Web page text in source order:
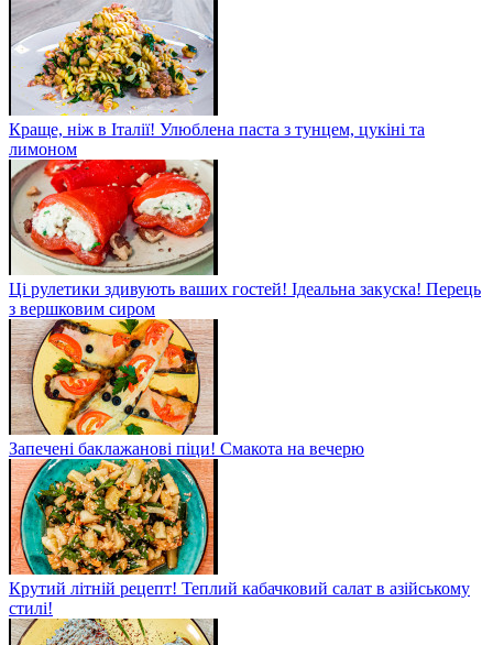
Краще, ніж в Італії! Улюблена паста з тунцем, цукіні та
лимоном
Ці рулетики здивують ваших гостей! Ідеальна закуска! Перець
з вершковим сиром
Запечені баклажанові піци! Смакота на вечерю
Крутий літній рецепт! Теплий кабачковий салат в азійському
стилі!